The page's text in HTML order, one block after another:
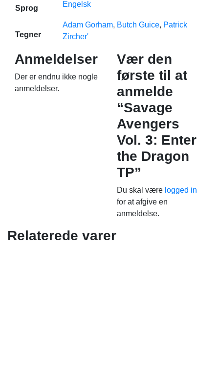
Sprog Engelsk
Tegner
Adam Gorham, Butch Guice, Patrick
Zircher'
Anmeldelser
Der er endnu ikke nogle
anmeldelser.
Vær den
første til at
anmelde
“Savage
Avengers
Vol. 3: Enter
the Dragon
TP”
Du skal være logged in
for at afgive en
anmeldelse.
Relaterede varer